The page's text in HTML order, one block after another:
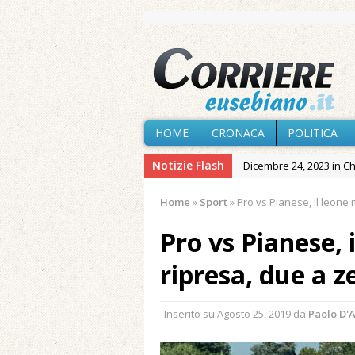
HOME CRONACA POLITICA
Notizie Flash Dicembre 24, 2023 in
Agosto 7, 2026 in
provvisoria»
Home » Sport» Pro vs Pianese, il
Pro vs
ripresa, due a
Inserito su Agosto 25, 2019 da Paolo